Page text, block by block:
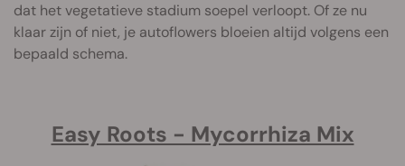
dat het vegetatieve stadium soepel verloopt. Of ze nu
klaar zijn of niet, je autoflowers bloeien altijd volgens een
bepaald schema.
Easy Roots - Mycorrhiza Mix